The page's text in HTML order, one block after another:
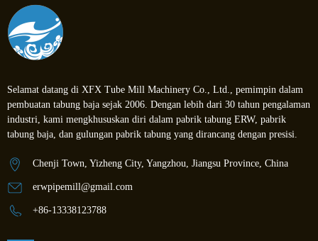
Selamat datang di XFX Tube Mill Machinery Co., Ltd., pemimpin dalam
pembuatan tabung baja sejak 2006. Dengan lebih dari 30 tahun pengalaman
industri, kami mengkhususkan diri dalam pabrik tabung ERW, pabrik
tabung baja, dan gulungan pabrik tabung yang dirancang dengan presisi.
Chenji Town, Yizheng City, Yangzhou, Jiangsu Province, China
erwpipemill@gmail.com
+86-13338123788